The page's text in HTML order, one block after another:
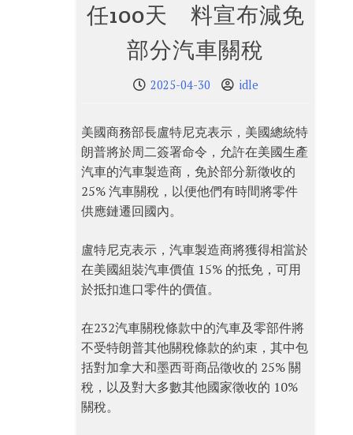
任100天 料宣布減免
部分汽車關稅
2025-04-30 idle
美國商務部長盧特尼克表示，美國總統特
朗普將於周二簽署命令，允許在美國生產
汽車的汽車製造商，免於部分新徵收的
25% 汽車關稅，以便他們有時間將零件
供應鏈遷回國內。
盧特尼克表示，汽車製造商將獲得相當於
在美國組裝汽車價值 15% 的抵免，可用
於抵扣進口零件的價值。
在232汽車關稅條款中的汽車及零部件將
不受特朗普其他關稅條款的約束，其中包
括對加拿大和墨西哥商品徵收的 25% 關
稅，以及對大多數其他國家徵收的 10%
關稅。